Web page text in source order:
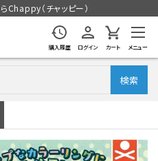
Chappy（チャッピー）
購入履歴 ログイン カート メニュー
検索
会員登録